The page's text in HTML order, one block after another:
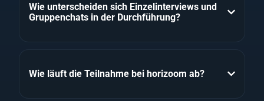
Wie unterscheiden sich Einzelinterviews und
Gruppenchats in der Durchführung?
Wie läuft die Teilnahme bei horizoom ab?